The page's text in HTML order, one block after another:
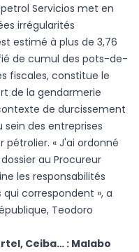
Servicios met en
irrégularités
estimé à plus de 3,76
de cumul des pots-de-
fiscales, constitue le
de la gendarmerie
de durcissement
des entreprises
« J'ai ordonné
au Procureur
les responsabilités
correspondent », a
Teodoro
Ceiba… : Malabo